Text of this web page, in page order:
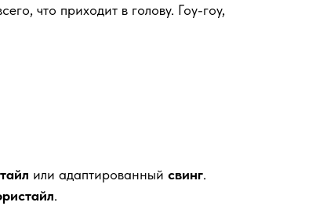
что приходит в голову. Гоу-гоу,
или адаптированный свинг.
.